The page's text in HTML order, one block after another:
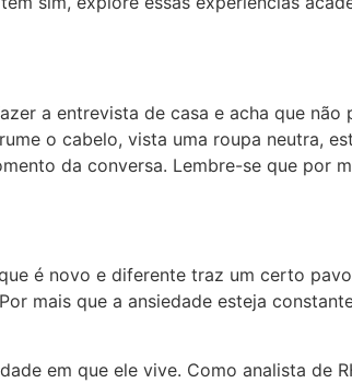
a entrevista de casa e acha que não
o cabelo, vista uma roupa neutra,
da conversa. Lembre-se que por
é novo e diferente traz um certo
mais que a ansiedade esteja
em que ele vive. Como analista de